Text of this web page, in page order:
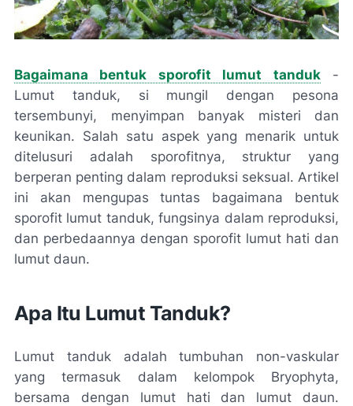
Bagaimana bentuk sporofit lumut tanduk-
Lumut tanduk, si mungil dengan pesona
tersembunyi, menyimpan banyak misteri dan
keunikan. Salah satu aspek yang menarik untuk
ditelusuri adalah sporofitnya, struktur yang
berperan penting dalam reproduksi seksual. Artikel
ini akan mengupas tuntas bagaimana bentuk
sporofit lumut tanduk, fungsinya dalam reproduksi,
dan perbedaannya dengan sporofit lumut hati dan
lumut daun.
Apa Itu Lumut Tanduk?
Lumut tanduk adalah tumbuhan non-vaskular
yang termasuk dalam kelompok Bryophyta,
bersama dengan lumut hati dan lumut daun.